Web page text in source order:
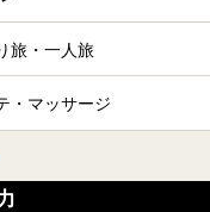
旅・一人旅
・マッサージ